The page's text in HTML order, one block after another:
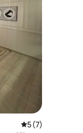
Keskmine
5 (7)